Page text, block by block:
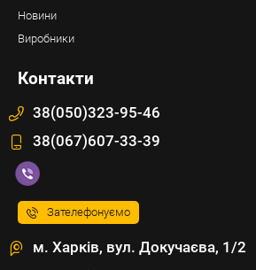
Новини
Виробники
Контакти
38(050)323-95-46
38(067)607-33-39
Зателефонуємо
м. Харків, вул. Докучаєва, 1/2